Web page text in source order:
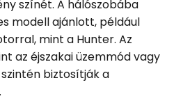
színét. A hálószobába
modell ajánlott, például
mint a Hunter. Az
az éjszakai üzemmód vagy
biztosítják a